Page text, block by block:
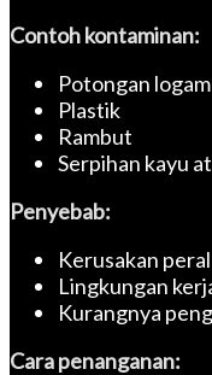
Contoh kontaminan:
Potongan logam
Plastik
Rambut
Serpihan kayu
Penyebab:
Kerusakan
Lingkungan
Kurangnya
Cara penanganan: